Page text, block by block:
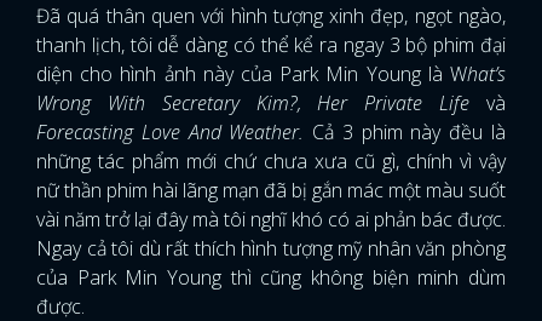
Đã quá thân quen với hình tượng xinh đẹp, ngọt ngào,
thanh lịch, tôi dễ dàng có thể kể ra ngay 3 bộ phim đại
diện cho hình ảnh này của Park Min Young là What’s
Wrong With Secretary Kim?, Her Private Life và
Forecasting Love And Weather. Cả 3 phim này đều là
những tác phẩm mới chứ chưa xưa cũ gì, chính vì vậy
nữ thần phim hài lãng mạn đã bị gắn mác một màu suốt
vài năm trở lại đây mà tôi nghĩ khó có ai phản bác được.
Ngay cả tôi dù rất thích hình tượng mỹ nhân văn phòng
của Park Min Young thì cũng không biện minh dùm
được.